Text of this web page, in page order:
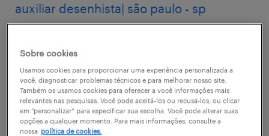
auxiliar desenhista| são paulo - sp
permanente
vaga postada em 24 junho 2026
Sobre cookies
Usamos cookies para proporcionar uma experiência personalizada a
você, diagnosticar problemas técnicos e para melhorar nosso site.
Também os usamos cookies para oferecer a você informações mais
relevantes nas pesquisas. Você pode aceitá-los ou recusá-los, ou clicar
em “personalizar” para especificar sua escolha. Você pode alterar suas
opções a qualquer momento. Para mais informações, consulte a
nossa política de cookies.